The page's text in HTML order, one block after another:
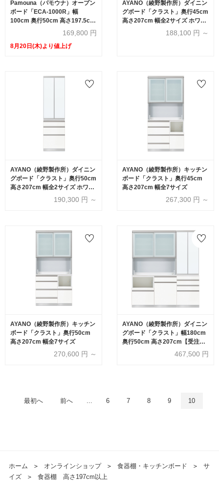
Pamouna（パモウナ）オープン
ボード「ECA-1000R」幅
100cm 奥行50cm 高さ197.5cm
スライドドア ハイカウンター 全
169,800 円
8月20日(木)より値上げ
AYANO（綾野製作所）ダイニン
グボード「クラスト」奥行45cm
高さ207cm 幅全2サイズ ホワイ
188,100 円 ～
AYANO（綾野製作所）ダイニン
グボード「クラスト」奥行50cm
高さ207cm 幅全2サイズ ホワイ
190,300 円 ～
AYANO（綾野製作所）キッチン
ボード「クラスト」奥行45cm
高さ207cm 幅全7サイズ
267,300 円 ～
AYANO（綾野製作所）キッチン
ボード「クラスト」奥行50cm
高さ207cm 幅全7サイズ
270,600 円 ～
AYANO（綾野製作所）ダイニン
グボード「クラスト」幅180cm
奥行50cm 高さ207cm【受注生
467,500 円
最初へ 前へ 6 7 8 9 10
ホーム ＞ オンラインショップ ＞ 食器棚・キッチンボード ＞
サ
イズ
＞ 食器棚 高さ197cm以上